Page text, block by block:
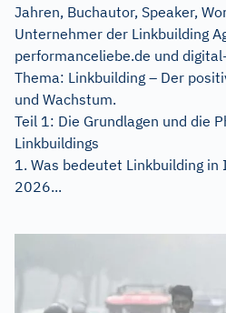
Jahren, Buchautor, Speaker,
Unternehmer der Linkbuilding
performanceliebe.de und
Thema: Linkbuilding – Der
und Wachstum.
Teil 1: Die Grundlagen und die
Linkbuildings
1. Was bedeutet Linkbuilding in
2026...